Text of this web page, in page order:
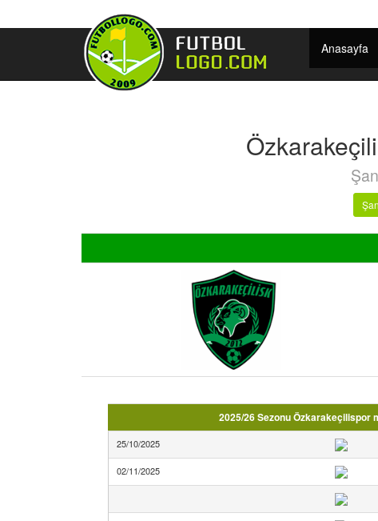
Anasayfa
2025/26 Sezonu Özkarakeçilispor
25/10/2025
02/11/2025